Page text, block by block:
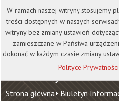
Kontakt
Wirtualna Uczelnia
Uniwersytet Jana
Strona główna Biuletyn
W ramach naszej witryny stosujemy
treści dostępnych w naszych
witryny bez zmiany ustawień
zamieszczane w Państwa
dokonać w każdym czasie zmiany
Polityce Prywatności